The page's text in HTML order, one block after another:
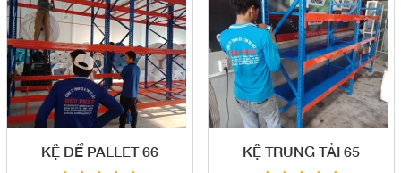
KỆ ĐỂ PALLET 66 KỆ TRUNG TẢI 65